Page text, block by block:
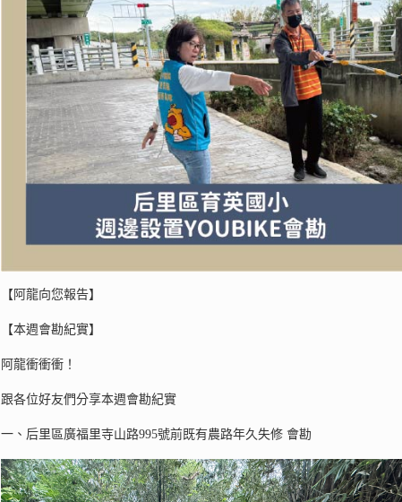
【阿龍向您報告】
【本週會勘紀實】
阿龍衝衝衝！
跟各位好友們分享本週會勘紀實
一、后里區廣福里寺山路995號前既有農路年久失修 會勘